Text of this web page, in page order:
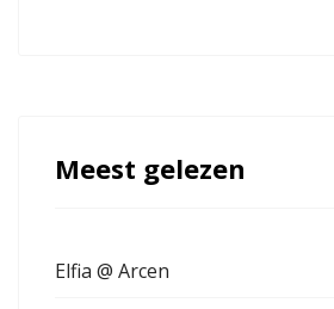
Meest gelezen
Elfia @ Arcen